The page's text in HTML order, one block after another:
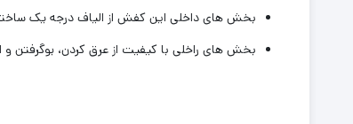
بخش های داخلی این کفش از الیاف درجه یک
بخش های راخلی با کیفیت از عرق کردن،